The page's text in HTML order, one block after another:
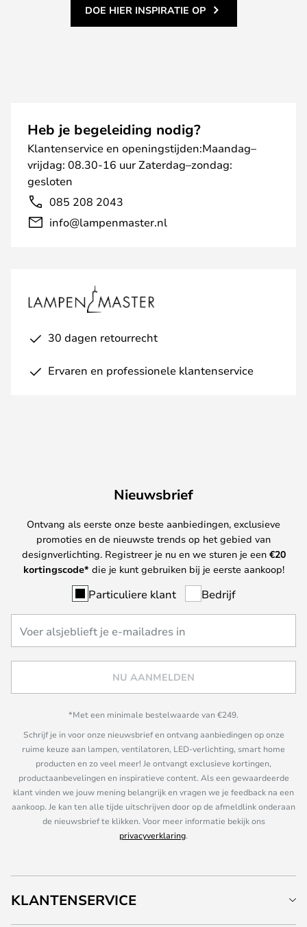
DOE HIER INSPIRATIE OP
Heb je begeleiding nodig?
Klantenservice en openingstijden:Maandag–
vrijdag: 08.30-16 uur Zaterdag–zondag:
gesloten
085 208 2043
info@lampenmaster.nl
30 dagen retourrecht
Ervaren en professionele klantenservice
Nieuwsbrief
Ontvang als eerste onze beste aanbiedingen, exclusieve
promoties en de nieuwste trends op het gebied van
designverlichting. Registreer je nu en we sturen je een €20
kortingscode* die je kunt gebruiken bij je eerste aankoop!
Particuliere klant Bedrijf
NU AANMELDEN
*Met een minimale bestelwaarde van €249.
Schrijf je in voor onze nieuwsbrief en ontvang aanbiedingen op onze
ruime keuze aan lampen, ventilatoren, LED-verlichting, smart home
producten en zo veel meer! Je ontvangt exclusieve kortingen,
productaanbevelingen en inspiratieve content. Als een gewaardeerde
klant vinden we jouw mening belangrijk en vragen we je feedback na een
aankoop. Je kan ten alle tijde uitschrijven door op de afmeldlink onderaan
de nieuwsbrief te klikken. Voor meer informatie bekijk ons
privacyverklaring.
KLANTENSERVICE